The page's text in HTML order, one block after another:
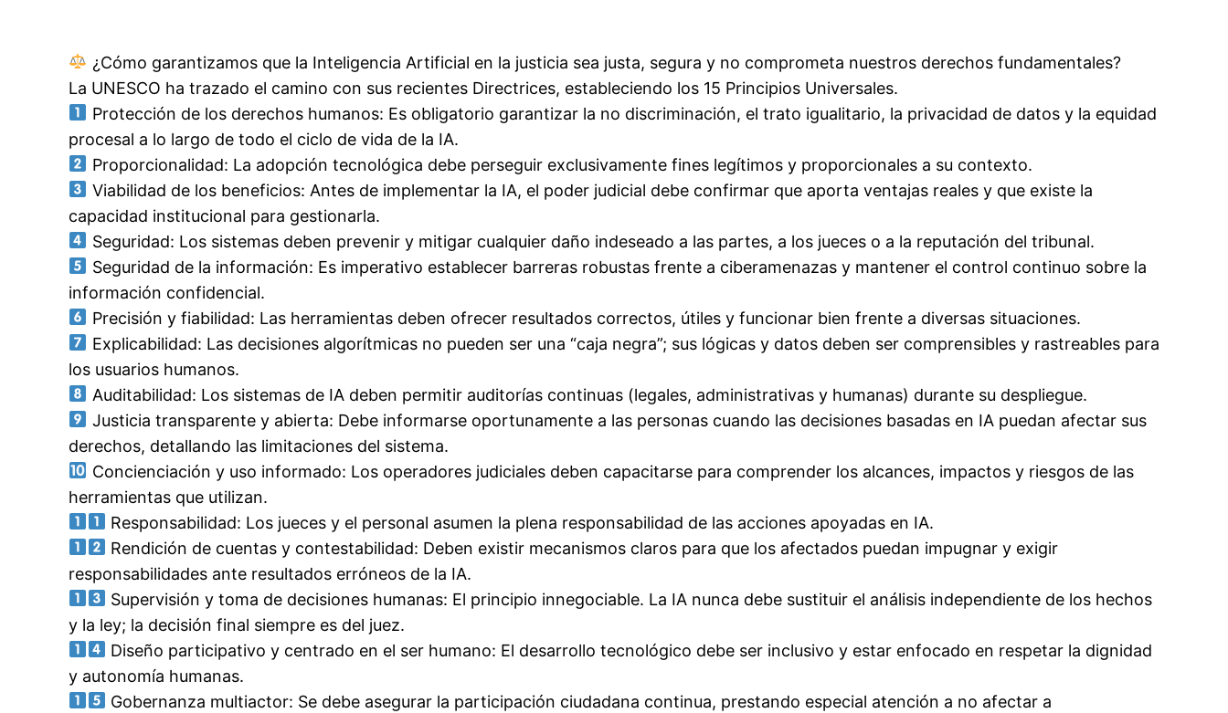
¿Cómo garantizamos que la Inteligencia Artificial en la justicia sea justa, segura y no comprometa nuestros derechos fundamentales?
La UNESCO ha trazado el camino con sus recientes Directrices, estableciendo los 15 Principios Universales.
Protección de los derechos humanos: Es obligatorio garantizar la no discriminación, el trato igualitario, la privacidad de datos y la equidad
procesal a lo largo de todo el ciclo de vida de la IA.
Proporcionalidad: La adopción tecnológica debe perseguir exclusivamente fines legítimos y proporcionales a su contexto.
Viabilidad de los beneficios: Antes de implementar la IA, el poder judicial debe confirmar que aporta ventajas reales y que existe la
capacidad institucional para gestionarla.
Seguridad: Los sistemas deben prevenir y mitigar cualquier daño indeseado a las partes, a los jueces o a la reputación del tribunal.
Seguridad de la información: Es imperativo establecer barreras robustas frente a ciberamenazas y mantener el control continuo sobre la
información confidencial.
Precisión y fiabilidad: Las herramientas deben ofrecer resultados correctos, útiles y funcionar bien frente a diversas situaciones.
Explicabilidad: Las decisiones algorítmicas no pueden ser una “caja negra”; sus lógicas y datos deben ser comprensibles y rastreables para
los usuarios humanos.
Auditabilidad: Los sistemas de IA deben permitir auditorías continuas (legales, administrativas y humanas) durante su despliegue.
Justicia transparente y abierta: Debe informarse oportunamente a las personas cuando las decisiones basadas en IA puedan afectar sus
derechos, detallando las limitaciones del sistema.
Concienciación y uso informado: Los operadores judiciales deben capacitarse para comprender los alcances, impactos y riesgos de las
herramientas que utilizan.
Responsabilidad: Los jueces y el personal asumen la plena responsabilidad de las acciones apoyadas en IA.
Rendición de cuentas y contestabilidad: Deben existir mecanismos claros para que los afectados puedan impugnar y exigir
responsabilidades ante resultados erróneos de la IA.
Supervisión y toma de decisiones humanas: El principio innegociable. La IA nunca debe sustituir el análisis independiente de los hechos
y la ley; la decisión final siempre es del juez.
Diseño participativo y centrado en el ser humano: El desarrollo tecnológico debe ser inclusivo y estar enfocado en respetar la dignidad
y autonomía humanas.
Gobernanza multiactor: Se debe asegurar la participación ciudadana continua, prestando especial atención a no afectar a